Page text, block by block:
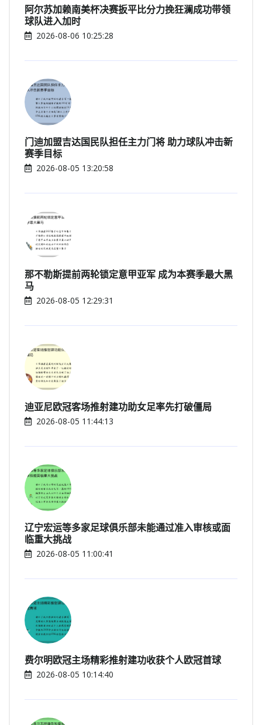
阿尔苏加赖南美杯决赛扳平比分力挽狂澜成功带领
球队进入加时
2026-08-06 10:25:28
门迪加盟吉达国民队担任主力门将 助力球队冲击新
赛季目标
2026-08-05 13:20:58
那不勒斯提前两轮锁定意甲亚军 成为本赛季最大黑
马
2026-08-05 12:29:31
迪亚尼欧冠客场推射建功助女足率先打破僵局
2026-08-05 11:44:13
辽宁宏运等多家足球俱乐部未能通过准入审核或面
临重大挑战
2026-08-05 11:00:41
费尔明欧冠主场精彩推射建功收获个人欧冠首球
2026-08-05 10:14:40